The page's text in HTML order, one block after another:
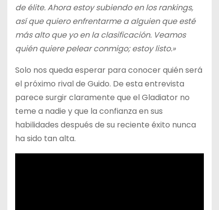
de élite. Ahora estoy subiendo en los rankings,
así que quiero enfrentarme a alguien que esté
más alto que yo en la clasificación. Veamos
quién quiere pelear conmigo; estoy listo.»
Solo nos queda esperar para conocer quién será
el próximo rival de Guido. De esta entrevista
parece surgir claramente que el Gladiator no
teme a nadie y que la confianza en sus
habilidades después de su reciente éxito nunca
ha sido tan alta.